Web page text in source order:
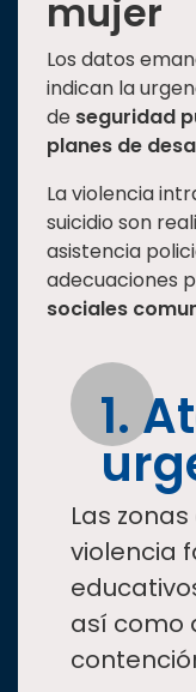
mujer
Los datos
indican la
de seguridad
planes de
La violencia
suicidio son
asistencia
adecuaciones
sociales
1.
Las
violencia
así como